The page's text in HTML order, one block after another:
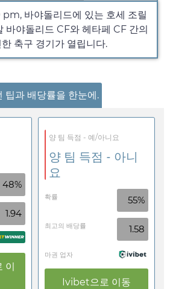
pm, 바야돌리드에 있는 호세 조릴
바야돌리드 CF와 헤타페 CF 간의
축구 경기가 열립니다.
팁과 배당률을 한눈에.
48%
1.94
이
양 팀 득점 - 예/아니요
양 팀 득점 - 아니
요
확률 55%
최고의 배당률 1.58
마권 업자
Ivibet으로 이동